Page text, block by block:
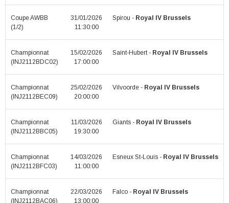
Coupe AWBB
(1/2)
31/01/2026
11:30:00
Spirou - Royal IV Brussels
Championnat
(INJ2112BDC02)
15/02/2026
17:00:00
Saint-Hubert - Royal IV Brussels
Championnat
(INJ2112BEC09)
25/02/2026
20:00:00
Vilvoorde - Royal IV Brussels
Championnat
(INJ2112BBC05)
11/03/2026
19:30:00
Giants - Royal IV Brussels
Championnat
(INJ2112BFC03)
14/03/2026
11:00:00
Esneux St-Louis - Royal IV Brussels
Championnat
(INJ2112BAC06)
22/03/2026
13:00:00
Falco - Royal IV Brussels